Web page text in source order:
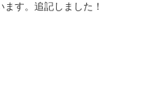
す。追記しました！